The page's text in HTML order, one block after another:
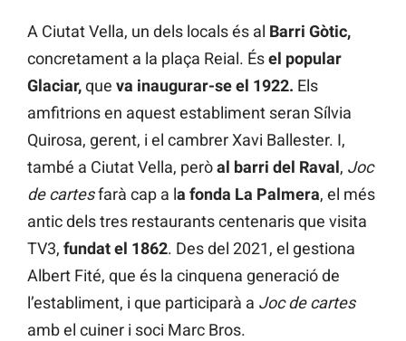
A Ciutat Vella, un dels locals és al Barri Gòtic,
concretament a la plaça Reial. Ésel popular
Glaciar,que va inaugurar-se el 1922. Els
amfitrions en aquest establiment seran Sílvia
Quirosa, gerent, i el cambrer Xavi Ballester. I,
també a Ciutat Vella, peròal barri del Raval, Joc
de cartesfarà cap a la fonda La Palmera, el més
antic dels tres restaurants centenaris que visita
TV3, fundat el 1862. Des del 2021, el gestiona
Albert Fité, que és la cinquena generació de
l’establiment, i que participarà a Joc de cartes
amb el cuiner i soci Marc Bros.